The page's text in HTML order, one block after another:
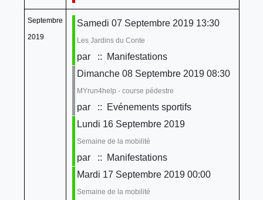
Septembre
2019
Samedi 07 Septembre 2019 13:30
Les Jardins du Conte
par
:: Manifestations
Dimanche 08 Septembre 2019 08:30
MYrun4help - course pédestre
par
:: Evénements sportifs
Lundi 16 Septembre 2019
Semaine de la mobilité
par
:: Manifestations
Mardi 17 Septembre 2019 00:00
Semaine de la mobilité